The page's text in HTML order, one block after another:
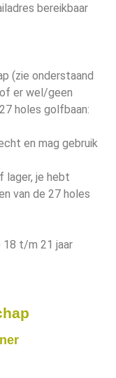
bereikbaar
(zie onderstaand
er wel/geen
holes golfbaan:
en mag gebruik
lager, je hebt
van de 27 holes
t/m 21 jaar